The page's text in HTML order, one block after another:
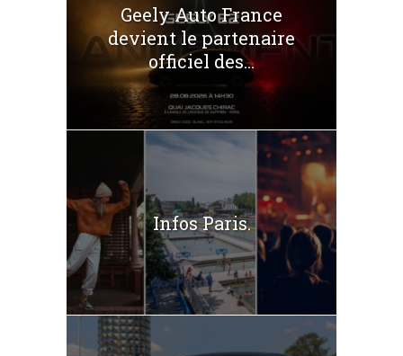
Geely Auto France
devient le partenaire
officiel des...
Infos Paris.